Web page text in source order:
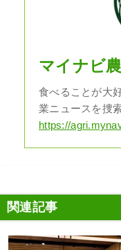
マイナビ
食べることが大
業ニュースを捜
https://
関連記事